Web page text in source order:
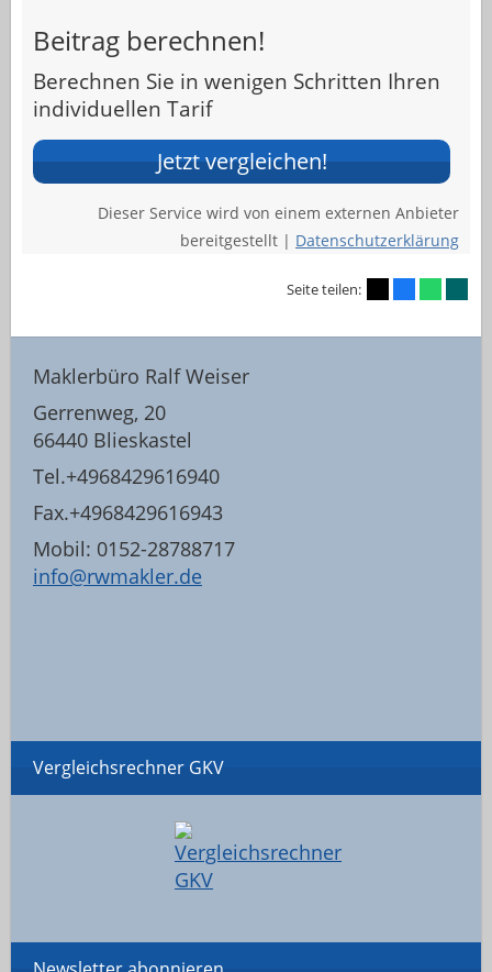
Beitrag berechnen!
Berechnen Sie in wenigen Schritten Ihren
individuellen Tarif
Jetzt vergleichen!
Dieser Service wird von einem externen Anbieter
bereitgestellt | Datenschutzerklärung
Seite teilen:
Maklerbüro Ralf Weiser
Gerrenweg, 20
66440 Blieskastel
Tel.+4968429616940
Fax.+4968429616943
Mobil: 0152-28788717
info@rwmakler.de
Vergleichsrechner GKV